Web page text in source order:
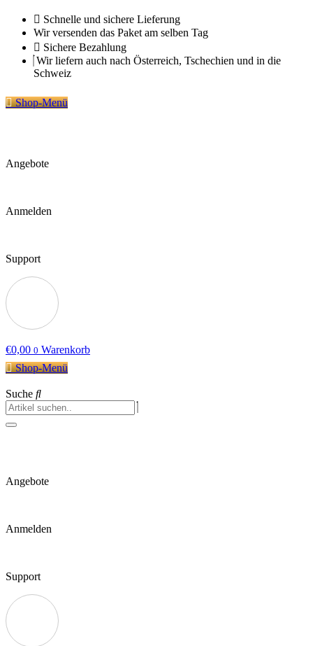
Zum
Inhalt
springen
Schnelle und sichere Lieferung
Wir versenden das Paket am selben Tag
Sichere Bezahlung
Wir liefern auch nach Österreich, Tschechien und in die
Schweiz
Shop-Menü
Angebote
Anmelden
Support
€0,00 0 Warenkorb
Shop-Menü
Suche
Angebote
Anmelden
Support